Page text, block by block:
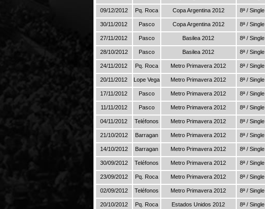
09/12/2012 Pq. Roca Copa Argentina 2012 8ª / Single
30/11/2012 Pasco Copa Argentina 2012 8ª / Single
27/11/2012 Pasco Basilea 2012 8ª / Single
28/10/2012 Pasco Basilea 2012 8ª / Single
24/11/2012 Pq. Roca Metro Primavera 2012 8ª / Single
20/11/2012 Lope Vega Metro Primavera 2012 8ª / Single
17/11/2012 Pasco Metro Primavera 2012 8ª / Single
11/11/2012 Pasco Metro Primavera 2012 8ª / Single
04/11/2012 Teléfonos Metro Primavera 2012 8ª / Single
21/10/2012 Barragan Metro Primavera 2012 8ª / Single
14/10/2012 Barragan Metro Primavera 2012 8ª / Single
30/09/2012 Teléfonos Metro Primavera 2012 8ª / Single
23/09/2012 Pq. Roca Metro Primavera 2012 8ª / Single
02/09/2012 Teléfonos Metro Primavera 2012 8ª / Single
20/10/2012 Pq. Roca Estados Unidos 2012 8ª / Single